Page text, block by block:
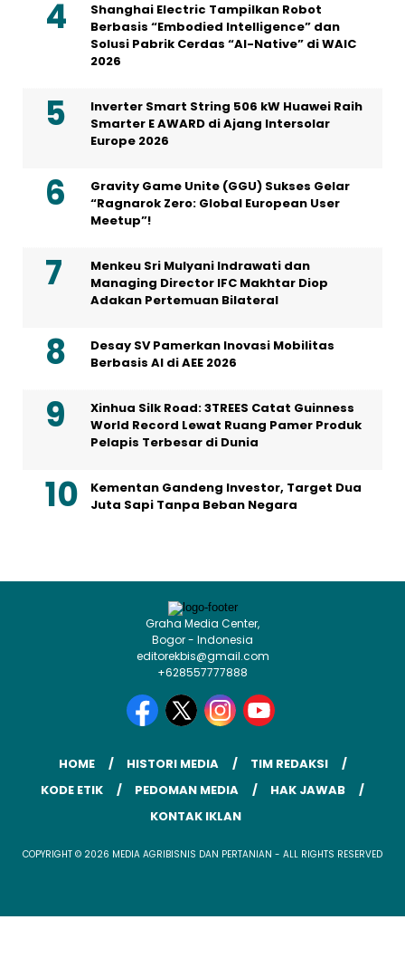
Shanghai Electric Tampilkan Robot
Berbasis “Embodied Intelligence” dan
Solusi Pabrik Cerdas “AI-Native” di WAIC
2026
Inverter Smart String 506 kW Huawei Raih
Smarter E AWARD di Ajang Intersolar
Europe 2026
Gravity Game Unite (GGU) Sukses Gelar
“Ragnarok Zero: Global European User
Meetup”!
Menkeu Sri Mulyani Indrawati dan
Managing Director IFC Makhtar Diop
Adakan Pertemuan Bilateral
Desay SV Pamerkan Inovasi Mobilitas
Berbasis AI di AEE 2026
Xinhua Silk Road: 3TREES Catat Guinness
World Record Lewat Ruang Pamer Produk
Pelapis Terbesar di Dunia
Kementan Gandeng Investor, Target Dua
Juta Sapi Tanpa Beban Negara
Graha Media Center,
Bogor - Indonesia
editorekbis@gmail.com
+628557777888
HOME HISTORI MEDIA
TIM REDAKSI
KODE ETIK
PEDOMAN MEDIA
HAK JAWAB
KONTAK IKLAN
COPYRIGHT © 2026 MEDIA AGRIBISNIS DAN PERTANIAN - ALL RIGHTS RESERVED